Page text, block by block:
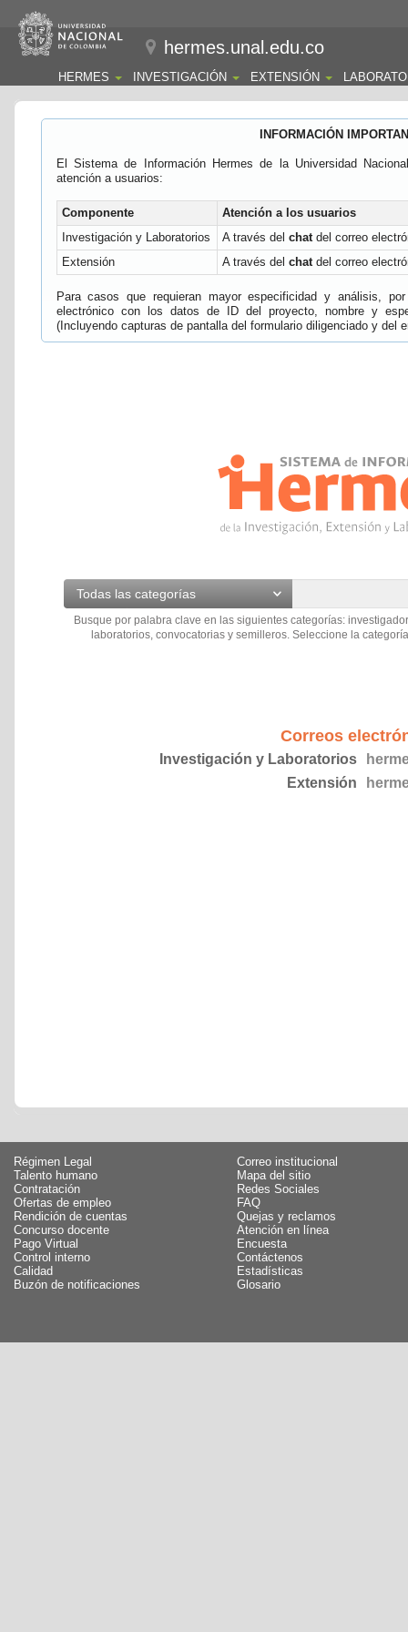
hermes.unal.edu.co
HERMES INVESTIGACIÓN EXTENSIÓN
INFORMACIÓN
El Sistema de Información Hermes de la Universidad
atención a usuarios:
Componente
Atención a los usuarios
Investigación y Laboratorios
A través del chatdel correo
Extensión
A través del chatdel correo
Para casos que requieran mayor especificidad y análisis,
electrónico con los datos de ID del proyecto, nombre y
(Incluyendo capturas de pantalla del formulario diligenciado y del
Todas las categorías
Busque por palabra clave en las siguientes categorías:
laboratorios, convocatorias y semilleros. Seleccione la
Correos
Investigación y Laboratorios
Extensión
Régimen Legal
Talento humano
Contratación
Ofertas de empleo
Rendición de cuentas
Concurso docente
Pago Virtual
Control interno
Calidad
Buzón de notificaciones
Correo institucional
Mapa del sitio
Redes Sociales
FAQ
Quejas y reclamos
Atención en línea
Encuesta
Contáctenos
Estadísticas
Glosario